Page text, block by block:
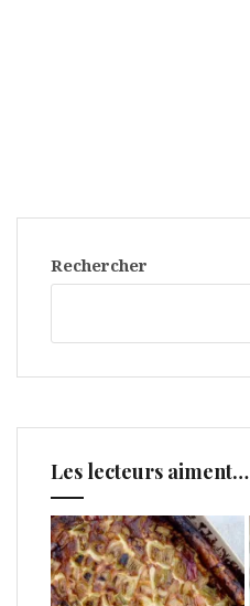
Rechercher
Les lecteurs aiment…